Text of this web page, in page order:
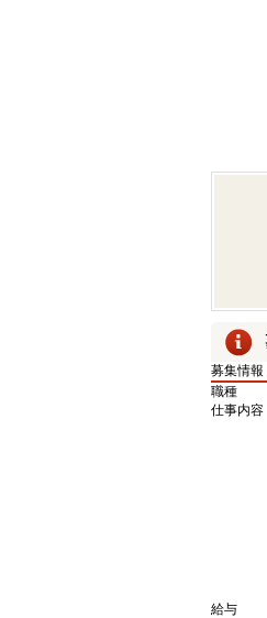
募集情報
職種
仕事内容
給与